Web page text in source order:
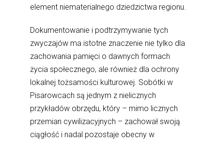
element niematerialnego dziedzictwa regionu.
Dokumentowanie i podtrzymywanie tych
zwyczajów ma istotne znaczenie nie tylko dla
zachowania pamięci o dawnych formach
życia społecznego, ale również dla ochrony
lokalnej tożsamości kulturowej. Sobótki w
Pisarowcach są jednym z nielicznych
przykładów obrzędu, który – mimo licznych
przemian cywilizacyjnych – zachował swoją
ciągłość i nadal pozostaje obecny w